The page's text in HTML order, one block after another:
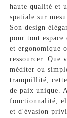
haute qualité et
spatiale sur
Son design
pour tout
et ergonomique
ressourcer. Que
méditer ou
tranquillité,
de paix unique.
fonctionnalité,
et d'évasion